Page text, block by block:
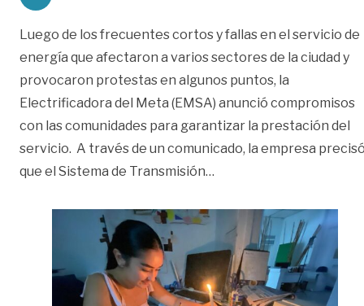
Luego de los frecuentes cortos y fallas en el servicio de
energía que afectaron a varios sectores de la ciudad y
provocaron protestas en algunos puntos, la
Electrificadora del Meta (EMSA) anunció compromisos
con las comunidades para garantizar la prestación del
servicio. A través de un comunicado, la empresa
que el Sistema de Transmisión…